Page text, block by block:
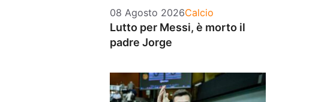
08 Agosto 2026Categorie
Calcio
Lutto per Messi, è morto il
padre Jorge